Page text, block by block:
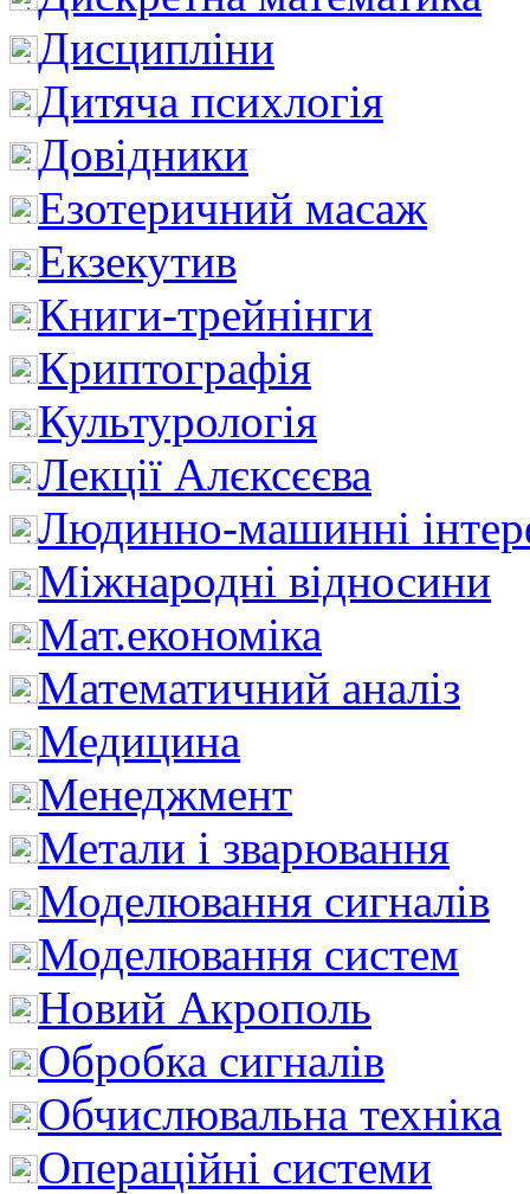
Дисципліни
Дитяча психлогія
Довідники
Езотеричний масаж
Екзекутив
Книги-трейнінги
Криптографія
Культурологія
Лекції Алєксєєва
Людинно-машинні
Міжнародні відносини
Мат.економіка
Математичний аналіз
Медицина
Менеджмент
Метали і зварювання
Моделювання сигналів
Моделювання систем
Новий Акрополь
Обробка сигналів
Обчислювальна техніка
Операційні системи